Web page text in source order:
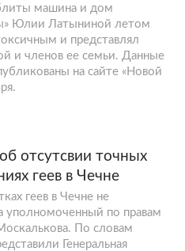
машина и дом
Юлии Латыниной летом
и представлял
и членов ее семьи. Данные
на сайте «Новой
отсутсвии точных
геев в Чечне
геев в Чечне не
уполномоченный по правам
По словам
Генеральная